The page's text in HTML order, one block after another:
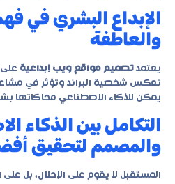
الإبداع البشري في
والعاطفة
يعتمد تصميم مواقع ويب إبداعية
تعكس شخصية البراند وتؤثر في
يمكن للذكاء الاصطناعي محاكاتها
التكامل بين الذكاء
والمصمم لتحقيق
المستقبل لا يقوم على الإحلال، بل على